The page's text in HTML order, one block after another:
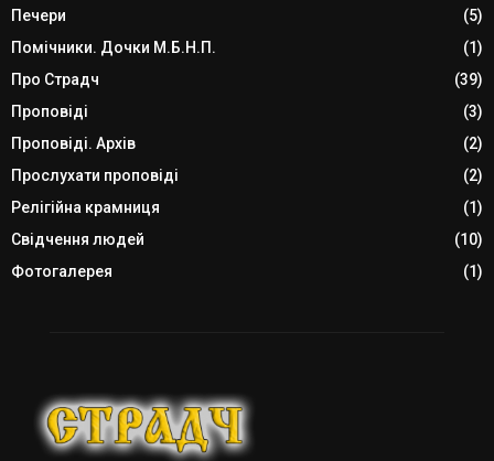
Печери
(5)
Помічники. Дочки М.Б.Н.П.
(1)
Про Страдч
(39)
Проповіді
(3)
Проповіді. Архів
(2)
Прослухати проповіді
(2)
Релігійна крамниця
(1)
Свідчення людей
(10)
Фотогалерея
(1)